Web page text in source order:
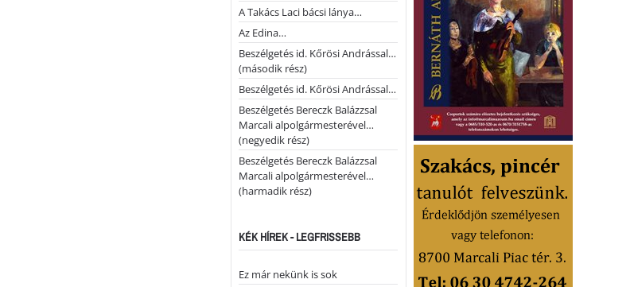
A Takács Laci bácsi lánya…
Az Edina…
Beszélgetés id. Kőrösi Andrással…
(második rész)
Beszélgetés id. Kőrösi Andrással…
Beszélgetés Bereczk Balázzsal
Marcali alpolgármesterével…
(negyedik rész)
Beszélgetés Bereczk Balázzsal
Marcali alpolgármesterével…
(harmadik rész)
KÉK HÍREK - LEGFRISSEBB
Ez már nekünk is sok